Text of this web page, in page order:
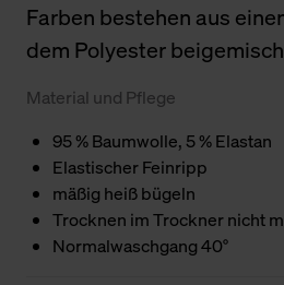
Farben bestehen aus
dem Polyester
Material und Pflege
95 % Baumwolle, 5 % Elastan
Elastischer Feinripp
mäßig heiß bügeln
Trocknen im Trockner nicht
Normalwaschgang 40°